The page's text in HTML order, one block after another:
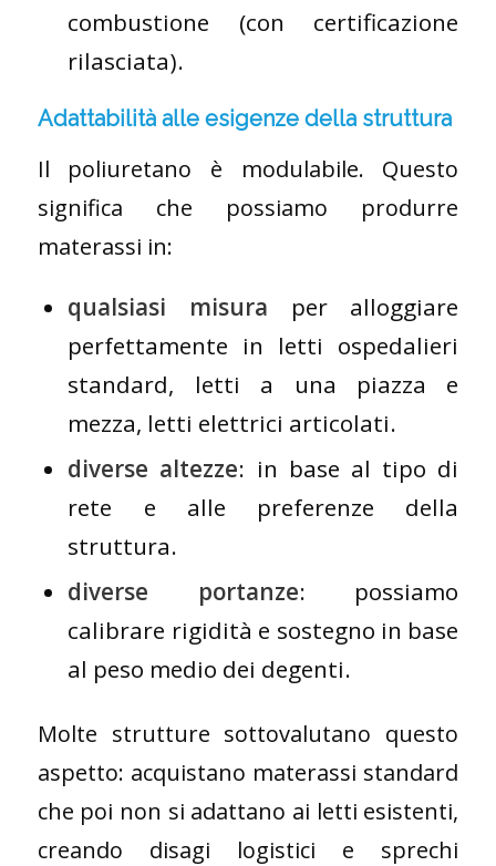
combustione (con certificazione
rilasciata).
Adattabilità alle esigenze della struttura
Il poliuretano è modulabile. Questo
significa che possiamo produrre
materassi in:
qualsiasi misura per alloggiare
perfettamente in letti ospedalieri
standard, letti a una piazza e
mezza, letti elettrici articolati.
diverse altezze: in base al tipo di
rete e alle preferenze della
struttura.
diverse portanze: possiamo
calibrare rigidità e sostegno in base
al peso medio dei degenti.
Molte strutture sottovalutano questo
aspetto: acquistano materassi standard
che poi non si adattano ai letti esistenti,
creando disagi logistici e sprechi